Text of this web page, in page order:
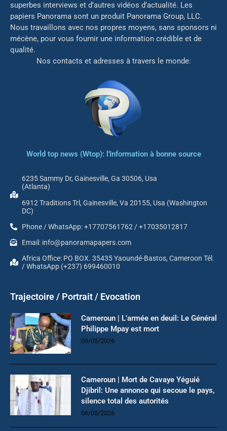
superbes interviews et d’autres vidéos d’actualité. Les
papiers Panorama sont un produit Panorama Group, LLC.
Nous travaillons avec nos propres moyens, sans sponsors ni
mécène, pour vous fournir une information crédible et de
qualité.
Nos contacts et adresses à travers le monde:
World top news (Wtop): l'Information à bonne source
6235 Sammy Dr, Gainesville, Ga 30506, Usa
(Atlanta)
6912 Traditions Trl, Gainesville, Va 20155, Usa (Washington
DC)
Phone / WhatsApp: +17707561762 / +17035012817
Email: info@panoramapapers.com
Africa Office: PO BOX. 35435 Yaoundé-Bastos, Cameroon Tél.
/ WhatsApp (+237) 699460010
Trajectoire / Portrait / Evocation
Cameroun | L’armée en deuil: Le Général
Philippe Mpay est mort
09/05/2026
Cameroun | Mort de Cavaye Yéguié
Djibril: Une annonce qui secoue le pays,
silence total des autorités
06/05/2026